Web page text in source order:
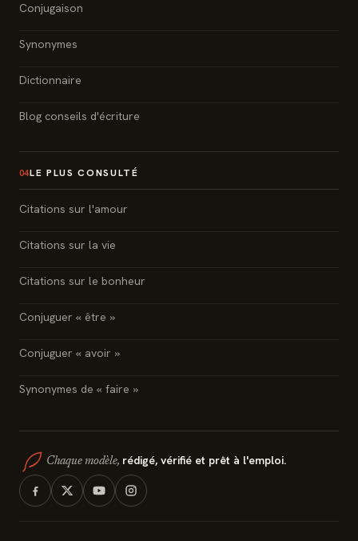
Conjugaison
Synonymes
Dictionnaire
Blog conseils d'écriture
04LE PLUS CONSULTÉ
Citations sur l'amour
Citations sur la vie
Citations sur le bonheur
Conjuguer « être »
Conjuguer « avoir »
Synonymes de « faire »
Chaque modèle, rédigé, vérifié et prêt à l'emploi.